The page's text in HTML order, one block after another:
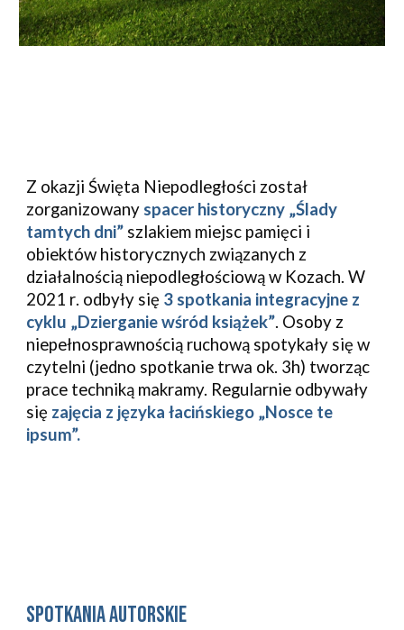
Z okazji Święta Niepodległości został
zorganizowany spacer historyczny „Ślady
tamtych dni” szlakiem miejsc pamięci i
obiektów historycznych związanych z
działalnością niepodległościową w Kozach. W
2021 r. odbyły się 3 spotkania integracyjne z
cyklu „Dzierganie wśród książek”. Osoby z
niepełnosprawnością ruchową spotykały się w
czytelni (jedno spotkanie trwa ok. 3h) tworząc
prace techniką makramy. Regularnie odbywały
się zajęcia z języka łacińskiego „Nosce te
ipsum”.
Spotkania autorskie